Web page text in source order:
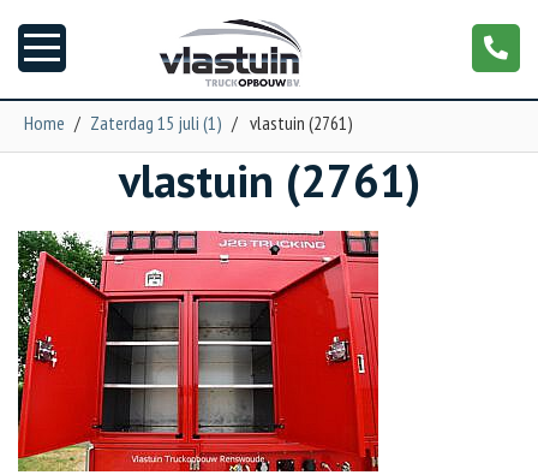
Truckopbouw
Garage
Trailers
Torpedo
Home / Zaterdag 15 juli (1) / vlastuin (2761)
vlastuin (2761)